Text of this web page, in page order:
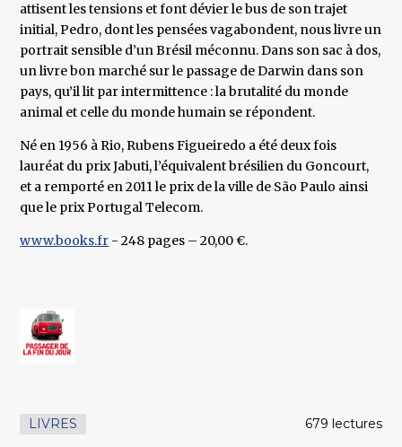
attisent les tensions et font dévier le bus de son trajet
initial, Pedro, dont les pensées vagabondent, nous livre un
portrait sensible d’un Brésil méconnu. Dans son sac à dos,
un livre bon marché sur le passage de Darwin dans son
pays, qu’il lit par intermittence : la brutalité du monde
animal et celle du monde humain se répondent.
Né en 1956 à Rio, Rubens Figueiredo a été deux fois
lauréat du prix Jabuti, l’équivalent brésilien du Goncourt,
et a remporté en 2011 le prix de la ville de São Paulo ainsi
que le prix Portugal Telecom.
www.books.fr - 248 pages – 20,00 €.
LIVRES 679 lectures